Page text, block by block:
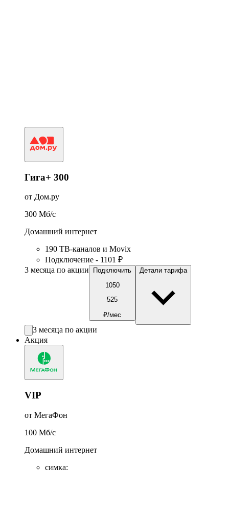
Гига+ 300
от Дом.ру
300 Мб/c
Домашний интернет
190 ТВ-каналов и Movix
Подключение - 1101 ₽
3 месяца по акции
Подключить
1050
525
₽/мес
Детали тарифа
3 месяца по акции
Акция
VIP
от МегаФон
100 Мб/c
Домашний интернет
симка: